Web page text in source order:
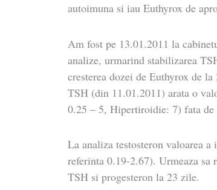
autoimuna si iau Euthyrox de
Am fost pe 13.01.2011 la
analize, urmarind stabilizarea
cresterea dozei de Euthyrox de
TSH (din 11.01.2011) arata o
0.25 – 5, Hipertiroidie: 7) fata de
La analiza testosteron valoarea
referinta 0.19-2.67). Urmeaza sa
TSH si progesteron la 23 zile.